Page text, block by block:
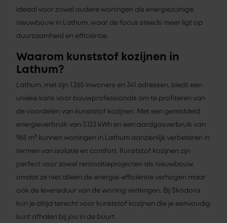
ideaal voor zowel oudere woningen als energiezuinige
nieuwbouw in Lathum, waar de focus steeds meer ligt op
duurzaamheid en efficiëntie.
Waarom kunststof kozijnen in
Lathum?
Lathum, met zijn 1.265 inwoners en 341 adressen, biedt een
unieke kans voor bouwprofessionals om te profiteren van
de voordelen van kunststof kozijnen. Met een gemiddeld
energieverbruik van 3.123 kWh en een aardgasverbruik van
965 m³ kunnen woningen in Lathum aanzienlijk verbeteren in
termen van isolatie en comfort. Kunststof kozijnen zijn
perfect voor zowel renovatieprojecten als nieuwbouw,
omdat ze niet alleen de energie-efficiëntie verhogen maar
ook de levensduur van de woning verlengen. Bij Skodora
kun je altijd terecht voor kunststof kozijnen die je eenvoudig
kunt afhalen bij jou in de buurt.